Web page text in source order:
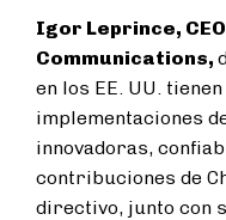
Igor Leprince,
Communications,
en los EE. UU.
implementaciones
innovadoras,
contribuciones de
directivo, junto con